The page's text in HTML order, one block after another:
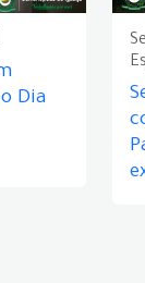
Dia